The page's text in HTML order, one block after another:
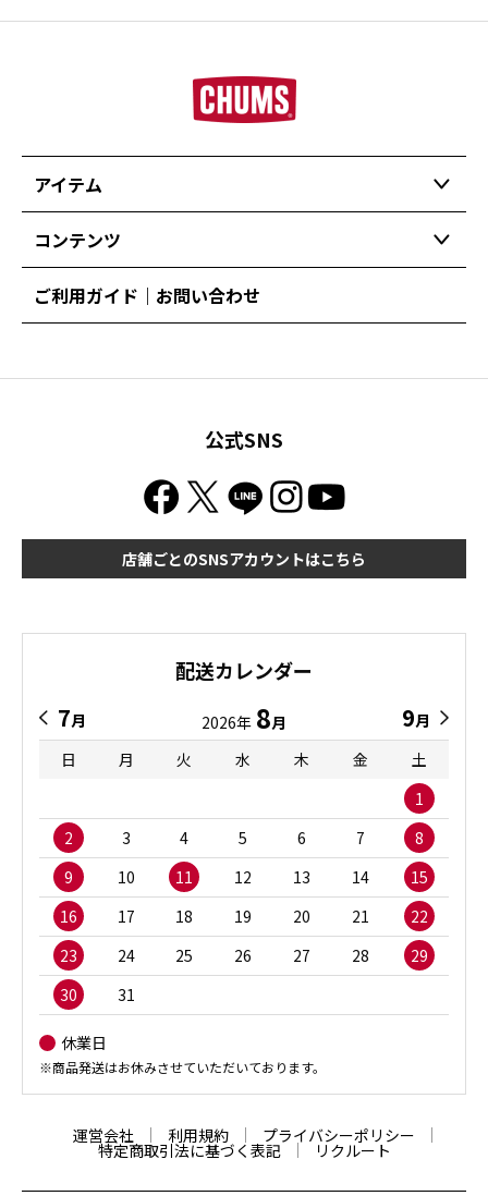
アイテム
コンテンツ
ご利用ガイド｜お問い合わせ
公式SNS
店舗ごとのSNSアカウントはこちら
配送カレンダー
7月 2026年 8月 9月
日
月 火 水 木 金
土
1
2
3 4 5 6 7
8
9
10 11 12 13 14
15
16
17 18 19 20 21
22
23
24 25 26 27 28
29
30
31
休業日
※商品発送はお休みさせていただいております。
運営会社 利用規約 プライバシーポリシー
特定商取引法に基づく表記 リクルート